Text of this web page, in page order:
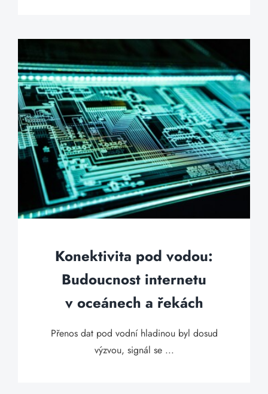
Konektivita pod vodou:
Budoucnost internetu
v oceánech a řekách
Přenos dat pod vodní hladinou byl dosud
výzvou, signál se ...